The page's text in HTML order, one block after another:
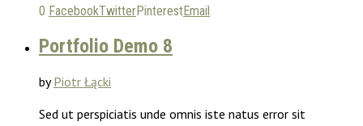
0 FacebookTwitterPinterestEmail
Portfolio Demo 8
byPiotr Łącki
Sed ut perspiciatis unde omnis iste natus error sit